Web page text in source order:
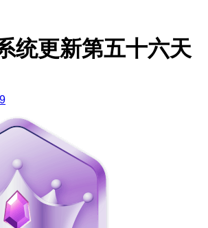
统更新第五十六天